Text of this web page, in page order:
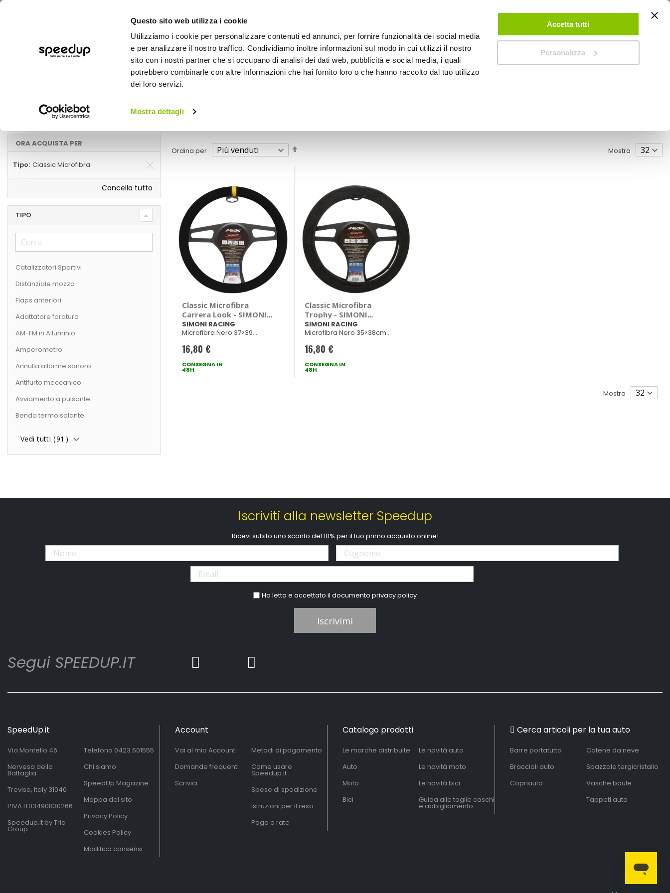
Questo sito web utilizza i cookie
Utilizziamo i cookie per personalizzare contenuti ed annunci, per fornire funzionalità dei social media
e per analizzare il nostro traffico. Condividiamo inoltre informazioni sul modo in cui utilizzi il nostro
sito con i nostri partner che si occupano di analisi dei dati web, pubblicità e social media, i quali
potrebbero combinarle con altre informazioni che hai fornito loro o che hanno raccolto dal tuo utilizzo
dei loro servizi.
Mostra dettagli
Accetta tutti
Personalizza
ACCEDI CREA UN ACCOUNT CONTATTACI
BICI OUTDOOR
Marche SIMONI RACING - Classic Microfibra
Classic Microfibra
Ordina per Mostra
Classic Microfibra
Carrera Look - SIMONI
RACING
SIMONI RACING
Microfibra Nero 37>39
16,80 €
CONSEGNA IN
48H
Classic Microfibra
Trophy - SIMONI
RACING
SIMONI RACING
Microfibra Nero 35>38cm
16,80 €
CONSEGNA IN
48H
Mostra
ORA ACQUISTA PER
Tipo Classic Microfibra
Cancella tutto
TIPO
Catalizzatori Sportivi
Distanziale mozzo
Flaps anteriori
Adattatore foratura
AM-FM in Alluminio
Amperometro
Annulla allarme sonoro
Antifurto meccanico
Avviamento a pulsante
Benda termoisolante
Vedi tutti (91 )
Iscriviti alla newsletter Speedup
Ricevi subito uno sconto del 10% per il tuo primo acquisto online!
Ho letto e accettato il documentoprivacy policy
Iscrivimi
Segui SPEEDUP.IT
SpeedUp.it
Via Montello 46
Nervesa della
Battaglia
Treviso, Italy 31040
PIVA IT03490830266
Speedup.it by Trio
Group
Telefono 0423.601555
Chi siamo
SpeedUp Magazine
Mappa del sito
Privacy Policy
Cookies Policy
Modifica consensi
Account
Vai al mio Account
Domande frequenti
Scrivici
Metodi di pagamento
Come usare
Speedup.it
Spese di spedizione
Istruzioni per il reso
Paga a rate
Catalogo prodotti
Le marche distribuite
Auto
Moto
Bici
Le novità auto
Le novità moto
Le novità bici
Guida alle taglie caschi
e abbigliamento
Cerca articoli per la tua auto
Barre portatutto
Braccioli auto
Copriauto
Catene da neve
Spazzole tergicristallo
Vasche baule
Tappeti auto